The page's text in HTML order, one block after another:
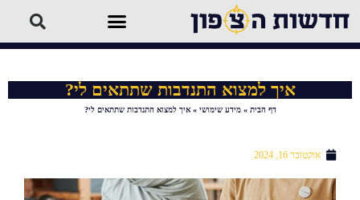
איך למצוא התנדבות שתתאים לי?
דף הבית »מידע שימושי »איך למצוא התנדבות שתתאים לי?
אוקטובר 16, 2024